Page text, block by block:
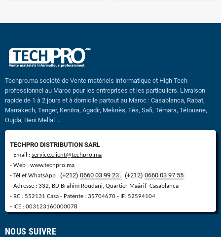
Techpro.ma société de Vente matériels informatique et High Tech
professionnel au Maroc pour les entreprises et les particuliers. Livraison
rapide de 1 à 2 jours et à domicile partout au Maroc : Casablanca, Rabat,
Marrakech, Tanger, Kenitra, Agadir, Meknès, Fès, Safi, Témara, Tétouane,
Oujda, Beni Mellal …
TECHPRO DISTRIBUTION SARL
- Email : service.client@techpro.ma
- Web : www.techpro.ma
- Tél et WhatsApp : (+212) 0660 03 99 23 , (+212) 0660 03 97 55
- Adresse : 332, BD Brahim Roudani, Quartier Maârif Casablanca
- RC : 552131 Casa - Patente : 35704670 - IF: 52594104
- ICE : 003123160000078
NOUS SUIVRE